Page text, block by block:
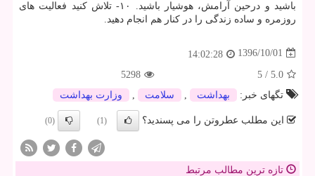
باشید و درحین آرامش، هوشیار باشید. ۱۰- تلاش كنید فعالیت های
روزمره و ساده زندگی را در كنار هم انجام دهید.
1396/10/01
14:02:28
5.0
/
5
5298
تگهای خبر:
بهداشت سلامت وزارت بهداشت
این مطلب عطروتن را می پسندید؟ (1)
(0)
تازه ترین مطالب مرتبط